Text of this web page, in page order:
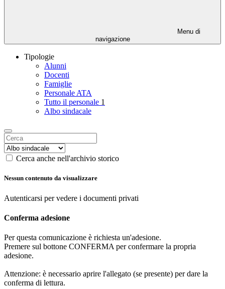
Menu di
navigazione
Tipologie
Alunni
Docenti
Famiglie
Personale ATA
Tutto il personale 1
Albo sindacale
Cerca anche nell'archivio storico
Nessun contenuto da visualizzare
Autenticarsi per vedere i documenti privati
Conferma adesione
Per questa comunicazione è richiesta un'adesione.
Premere sul bottone CONFERMA per confermare la propria
adesione.
Attenzione: è necessario aprire l'allegato (se presente) per dare la
conferma di lettura.